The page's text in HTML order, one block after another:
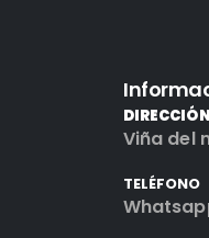
DIRECCIÓN
Viña del
TELÉFONO